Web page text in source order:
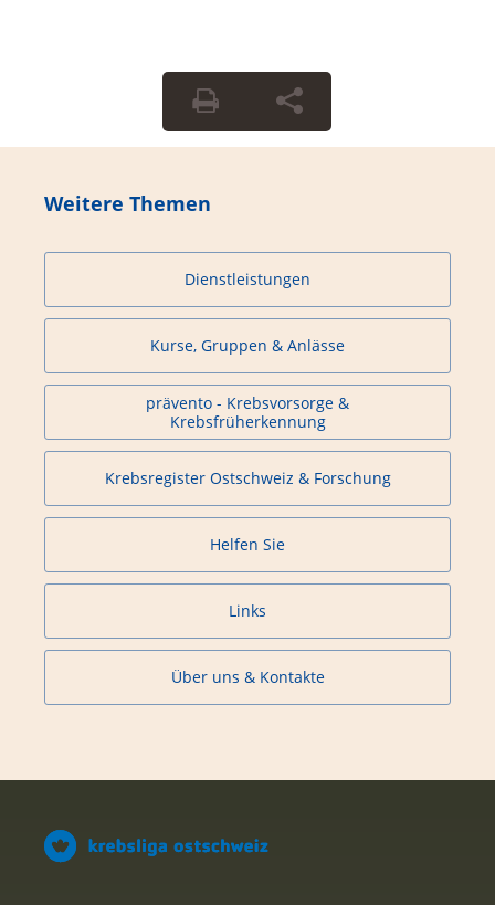
Weitere Themen
Dienstleistungen
Kurse, Gruppen & Anlässe
prävento - Krebsvorsorge &
Krebsfrüherkennung
Krebsregister Ostschweiz & Forschung
Helfen Sie
Links
Über uns & Kontakte